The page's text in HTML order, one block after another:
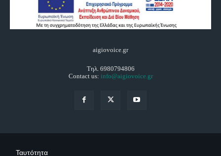
aigiovoice.gr
Τηλ. 6980794806
Contact us: info@aigiovoice.gr
Ταυτότητα